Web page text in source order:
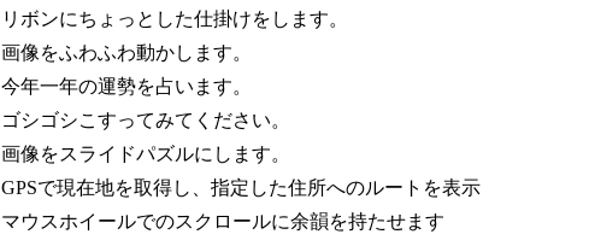
リボンにちょっとした仕掛けをします。
画像をふわふわ動かします。
今年一年の運勢を占います。
ゴシゴシこすってみてください。
画像をスライドパズルにします。
GPSで現在地を取得し、指定した住所へのルートを表示
マウスホイールでのスクロールに余韻を持たせます